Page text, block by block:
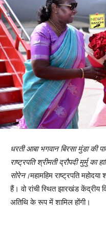
धरती आबा भगवान बिरसा मुंडा की
राष्ट्रपति श्रीमती द्रौपदी मुर्मु
सोरेन।महामहिम राष्ट्रपति
हैं। वो रांची स्थित झारखंड केंद्रीय
अतिथि के रूप में शामिल होंगी।